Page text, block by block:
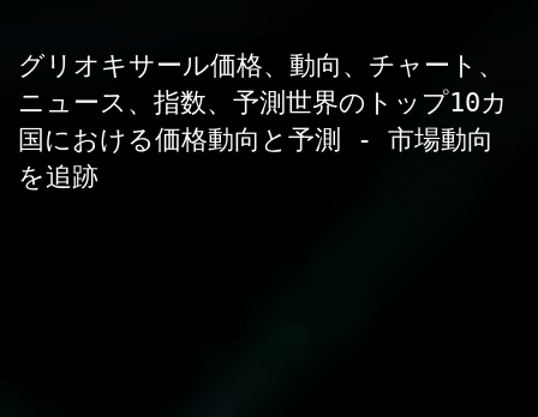
グリオキサール価格、動向、チャート、
ニュース、指数、予測世界のトップ10カ
国における価格動向と予測 - 市場動向
を追跡